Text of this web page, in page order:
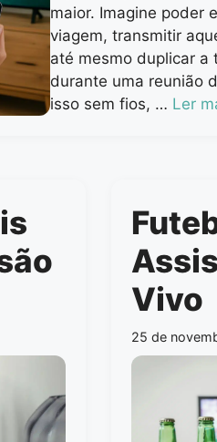
maior. Imagine poder
viagem, transmitir
até mesmo duplicar a
durante uma reunião
isso sem fios, … Ler
Vivo
25 de